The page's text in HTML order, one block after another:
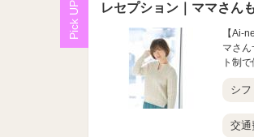
レセプション｜ママさん
【Ai-
マさ
ト制
シフ
交通